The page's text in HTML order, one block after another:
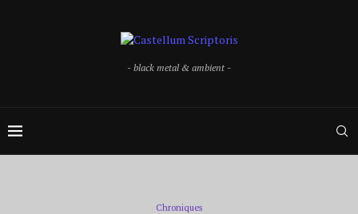
- black metal & ambient -
Chroniques